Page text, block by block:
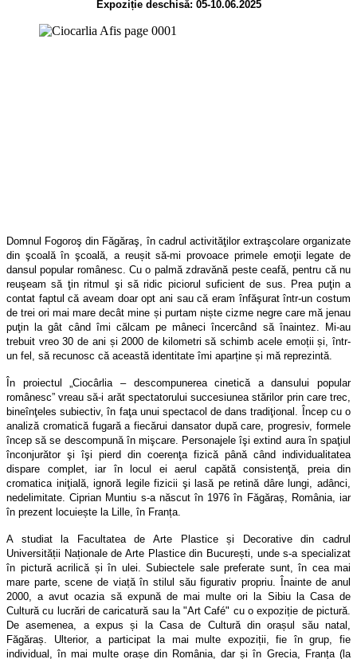
Expoziție deschisă: 05-10.06.2025
Domnul Fogoroş din Făgăraş, în cadrul activităţilor extraşcolare organizate
din şcoală în şcoală, a reușit să-mi provoace primele emoţii legate de
dansul popular românesc. Cu o palmă zdravănă peste ceafă, pentru că nu
reuşeam să ţin ritmul şi să ridic piciorul suficient de sus. Prea puţin a
contat faptul că aveam doar opt ani sau că eram înfăşurat într-un costum
de trei ori mai mare decât mine și purtam niște cizme negre care mă jenau
puţin la gât când îmi călcam pe mâneci încercând să înaintez. Mi-au
trebuit vreo 30 de ani și 2000 de kilometri să schimb acele emoții și, într-
un fel, să recunosc că această identitate îmi aparține și mă reprezintă.
În proiectul „Ciocârlia – descompunerea cinetică a dansului popular
românesc” vreau să-i arăt spectatorului succesiunea stărilor prin care trec,
bineînţeles subiectiv, în faţa unui spectacol de dans tradiţional. Încep cu o
analiză cromatică fugară a fiecărui dansator după care, progresiv, formele
încep să se descompună în mişcare. Personajele îşi extind aura în spaţiul
înconjurător şi îşi pierd din coerenţa fizică până când individualitatea
dispare complet, iar în locul ei aerul capătă consistenţă, preia din
cromatica iniţială, ignoră legile fizicii şi lasă pe retină dâre lungi, adânci,
nedelimitate. Ciprian Muntiu s-a născut în 1976 în Făgăraș, România, iar
în prezent locuiește la Lille, în Franța.
A studiat la Facultatea de Arte Plastice și Decorative din cadrul
Universității Naționale de Arte Plastice din București, unde s-a specializat
în pictură acrilică și în ulei. Subiectele sale preferate sunt, în cea mai
mare parte, scene de viață în stilul său figurativ propriu. Înainte de anul
2000, a avut ocazia să expună de mai multe ori la Sibiu la Casa de
Cultură cu lucrări de caricatură sau la "Art Café" cu o expoziție de pictură.
De asemenea, a expus și la Casa de Cultură din orașul său natal,
Făgăraș. Ulterior, a participat la mai multe expoziții, fie în grup, fie
individual, în mai multe orașe din România, dar și în Grecia, Franța (la